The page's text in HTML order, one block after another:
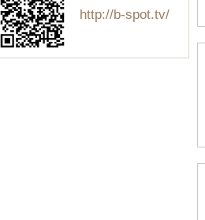
http://b-spot.tv/